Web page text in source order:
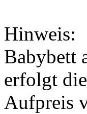
Hinweis:
Babybett
erfolgt
Aufpreis